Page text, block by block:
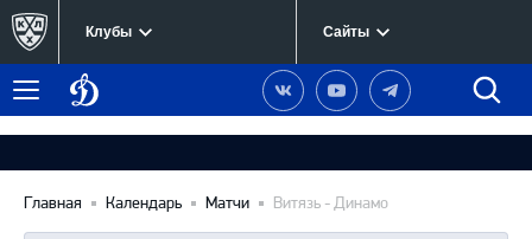
Клубы Сайты
Меню
Динамо
Москва
Наша
группа
Вконтакте
Наш
канал
YouTube
Наш
канал
Telegram
Главная Календарь Матчи Витязь - Динамо